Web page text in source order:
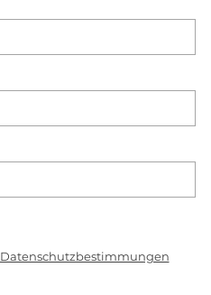
Datenschutzbestimmungen